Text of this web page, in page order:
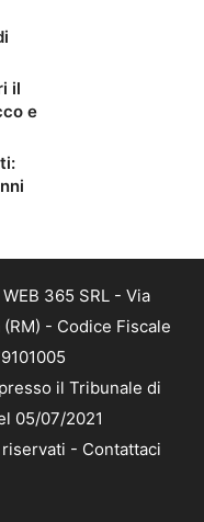
il
e
365 SRL - Via
- Codice Fiscale
il Tribunale di
05/07/2021
- Contattaci